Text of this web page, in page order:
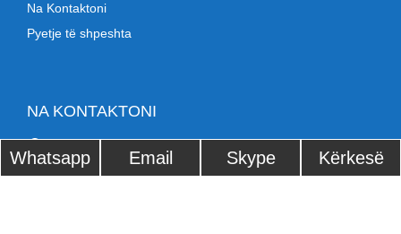
Na Kontaktoni
Pyetje të shpeshta
NA KONTAKTONI
Dhoma 401, Ndërtesa 5, Nr. 16, Rruga Binyong Nange
Lindore 1, Qyteti Daojiao, Qyteti Dongguan, Provinca
Whatsapp Email Skype Kërkesë